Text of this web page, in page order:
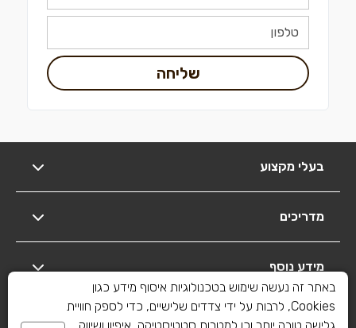
שליחה
בעלי מקצוע
מדריכים
מידע נוסף
יצירת קשר
באתר זה נעשה שימוש בטכנולוגיות איסוף מידע כגון
Cookies, לרבות על ידי צדדים שלישיים, כדי לספק חוויית